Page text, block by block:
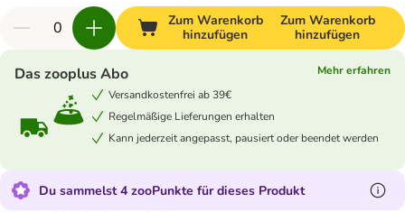
Zum Warenkorb
hinzufügen
Zum Warenkorb
hinzufügen
Das zooplus Abo
Mehr erfahren
Versandkostenfrei ab 39€
Regelmäßige Lieferungen erhalten
Kann jederzeit angepasst, pausiert oder beendet werden
Du sammelst 4 zooPunkte für dieses Produkt